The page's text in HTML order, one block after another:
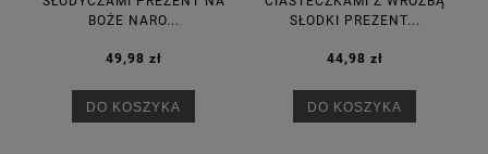
BOŻE NARO...
49,98 zł
DO KOSZYKA
SŁODKI PREZENT...
44,98 zł
DO KOSZYKA